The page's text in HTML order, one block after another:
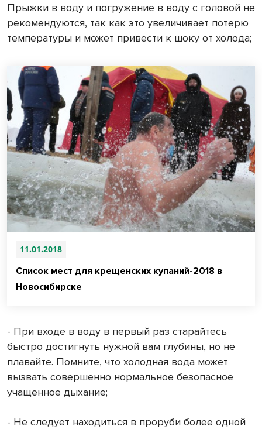
Прыжки в воду и погружение в воду с головой не
рекомендуются, так как это увеличивает потерю
температуры и может привести к шоку от холода;
11.01.2018
Список мест для крещенских купаний-2018 в
Новосибирске
- При входе в воду в первый раз старайтесь
быстро достигнуть нужной вам глубины, но не
плавайте. Помните, что холодная вода может
вызвать совершенно нормальное безопасное
учащенное дыхание;
- Не следует находиться в проруби более одной